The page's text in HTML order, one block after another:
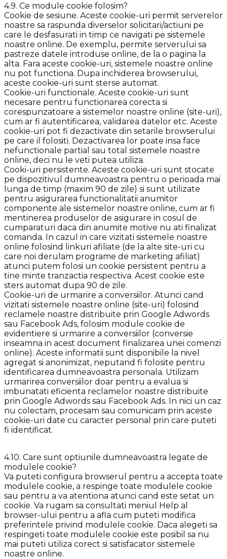
4.9. Ce module cookie folosim?
Cookie de sesiune. Aceste cookie-uri permit serverelor
noastre sa raspunda diverselor solicitari/actiuni pe
care le desfasurati in timp ce navigati pe sistemele
noastre online. De exemplu, permite serverului sa
pastreze datele introduse online, de la o pagina la
alta. Fara aceste cookie-uri, sistemele noastre online
nu pot functiona. Dupa inchiderea browserului,
aceste cookie-uri sunt sterse automat.
Cookie-uri functionale. Aceste cookie-uri sunt
necesare pentru functionarea corecta si
corespunzatoare a sistemelor noastre online (site-uri),
cum ar fi autentificarea, validarea datelor etc. Aceste
cookie-uri pot fi dezactivate din setarile browserului
pe care il folositi. Dezactivarea lor poate insa face
nefunctionale partial sau total sistemele noastre
online, deci nu le veti putea utiliza.
Cooki-uri persistente. Aceste cookie-uri sunt stocate
pe dispozitivul dumneavoastra pentru o perioada mai
lunga de timp (maxim 90 de zile) si sunt utilizate
pentru asigurarea functionalitatii anumitor
componente ale sistemelor noastre online, cum ar fi
mentinerea produselor de asigurare in cosul de
cumparaturi daca din anumite motive nu ati finalizat
comanda. In cazul in care vizitati sistemele noastre
online folosind linkuri afiliate (de la alte site-uri cu
care noi derulam programe de marketing afiliat)
atunci putem folosi un cookie persistent pentru a
tine minte tranzactia respectiva. Acest cookie este
sters automat dupa 90 de zile.
Cookie-uri de urmarire a conversiilor. Atunci cand
vizitati sistemele noastre online (site-uri) folosind
reclamele noastre distribuite prin Google Adwords
sau Facebook Ads, folosim module cookie de
evidentiere si urmarire a conversiilor (conversie
inseamna in acest document finalizarea unei comenzi
online). Aceste informatii sunt disponibile la nivel
agregat si anonimizat, neputand fi folosite pentru
identificarea dumneavoastra personala. Utilizam
urmarirea conversiilor doar pentru a evalua si
imbunatati eficienta reclamelor noastre distribuite
prin Google Adwords sau Facebook Ads. In nici un caz
nu colectam, procesam sau comunicam prin aceste
cookie-uri date cu caracter personal prin care puteti
fi identificat.
4.10. Care sunt optiunile dumneavoastra legate de
modulele cookie?
Va puteti configura browserul pentru a accepta toate
modulele cookie, a respinge toate modulele cookie
sau pentru a va atentiona atunci cand este setat un
cookie. Va rugam sa consultati meniul Help al
browser-ului pentru a afla cum puteti modifica
preferintele privind modulele cookie. Daca alegeti sa
respingeti toate modulele cookie este posibil sa nu
mai puteti utiliza corect si satisfacator sistemele
noastre online.